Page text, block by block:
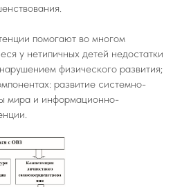
помогают во многом
у нетипичных детей недостатки
физического развития;
развитие системно-
мира и информационно-